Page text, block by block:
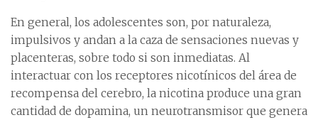
En general, los adolescentes son, por naturaleza,
impulsivos y andan a la caza de sensaciones nuevas y
placenteras, sobre todo si son inmediatas. Al
interactuar con los receptores nicotínicos del área de
recompensa del cerebro, la nicotina produce una gran
cantidad de dopamina, un neurotransmisor que genera